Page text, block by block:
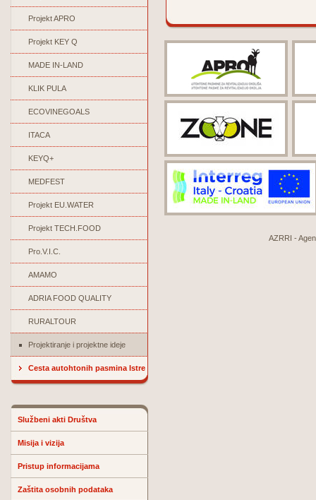
Projekt APRO
Projekt KEY Q
MADE IN-LAND
KLIK PULA
ECOVINEGOALS
ITACA
KEYQ+
MEDFEST
Projekt EU.WATER
Projekt TECH.FOOD
Pro.V.I.C.
AMAMO
ADRIA FOOD QUALITY
RURALTOUR
Projektiranje i projektne ideje
Cesta autohtonih pasmina Istre
Službeni akti Društva
Misija i vizija
Pristup informacijama
Zaštita osobnih podataka
AZRRI -